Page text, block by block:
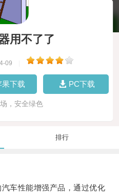
用不了了
09
果下载 PC下载
，安全绿色
排行
车性能增强产品，通过优化